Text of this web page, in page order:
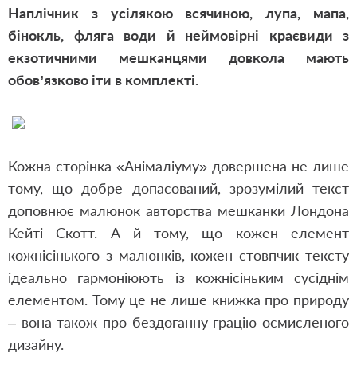
Наплічник з усілякою всячиною, лупа, мапа,
бінокль, фляга води й неймовірні краєвиди з
екзотичними мешканцями довкола мають
обов’язково іти в комплекті.
Кожна сторінка «Анімаліуму» довершена не лише
тому, що добре допасований, зрозумілий текст
доповнює малюнок авторства мешканки Лондона
Кейті Скотт. А й тому, що кожен елемент
кожнісінького з малюнків, кожен стовпчик тексту
ідеально гармоніюють із кожнісіньким сусіднім
елементом. Тому це не лише книжка про природу
– вона також про бездоганну грацію осмисленого
дизайну.